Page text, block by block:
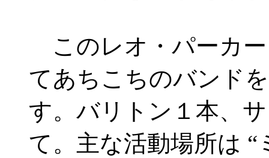
このレオ・パーカ
てあちこちのバンド
す。バリトン１本、
て。主な活動場所は